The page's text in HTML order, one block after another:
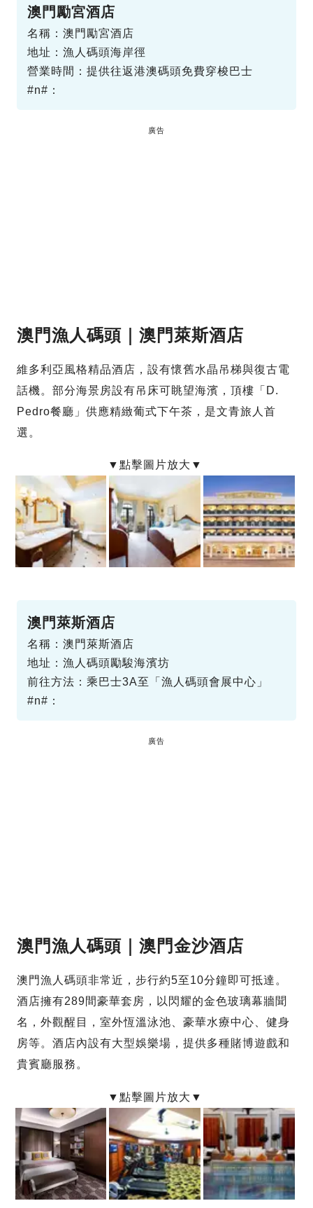
澳門勵宮酒店
名稱：澳門勵宮酒店
地址：漁人碼頭海岸徑
營業時間：提供往返港澳碼頭免費穿梭巴士
#n#：
廣告
澳門漁人碼頭｜澳門萊斯酒店
維多利亞風格精品酒店，設有懷舊水晶吊梯與復古電
話機。部分海景房設有吊床可眺望海濱，頂樓「D.
Pedro餐廳」供應精緻葡式下午茶，是文青旅人首
選。
澳門萊斯酒店
名稱：澳門萊斯酒店
地址：漁人碼頭勵駿海濱坊
前往方法：乘巴士3A至「漁人碼頭會展中心」
#n#：
廣告
澳門漁人碼頭｜澳門金沙酒店
澳門漁人碼頭非常近，步行約5至10分鐘即可抵達。
酒店擁有289間豪華套房，以閃耀的金色玻璃幕牆聞
名，外觀醒目，室外恆溫泳池、豪華水療中心、健身
房等。酒店內設有大型娛樂場，提供多種賭博遊戲和
貴賓廳服務。